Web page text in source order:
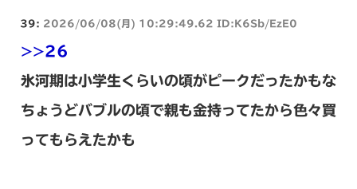
39: 2026/06/08(月) 10:29:49.62 ID:K6Sb/EzE0
>>26
氷河期は小学生くらいの頃がピークだったかもな
ちょうどバブルの頃で親も金持ってたから色々買
ってもらえたかも